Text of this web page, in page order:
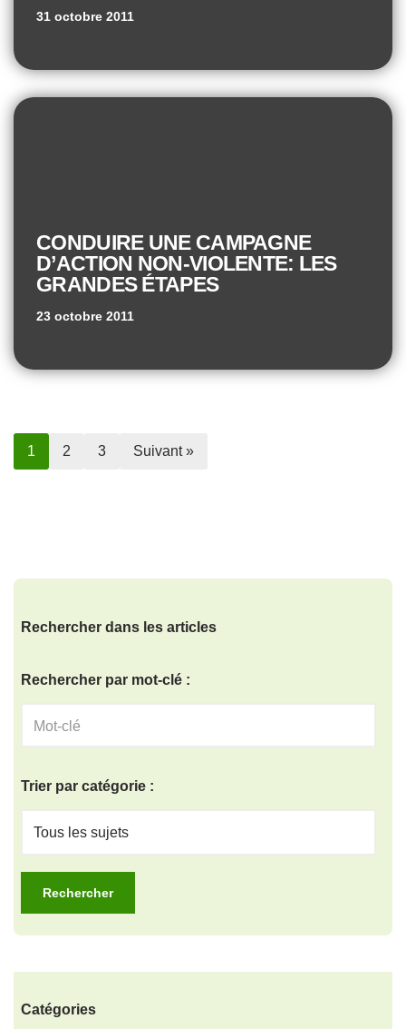
31 octobre 2011
CONDUIRE UNE CAMPAGNE
D’ACTION NON-VIOLENTE: LES
GRANDES ÉTAPES
23 octobre 2011
1 2 3 Suivant »
Rechercher dans les articles
Rechercher par mot-clé :
Trier par catégorie :
Catégories